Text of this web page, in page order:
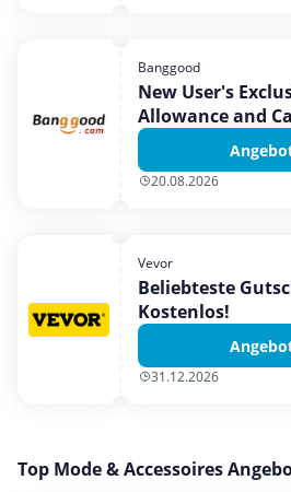
Banggood
New User's
Allowance and
20.08.2026
Vevor
Beliebteste
Kostenlos!
31.12.2026
Top Mode & Accessoires